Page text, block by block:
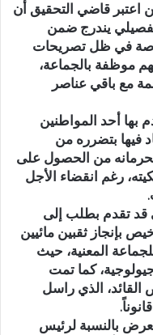
اعتبر قاضي التحقيق أن
يندرج ضمن
خاصة في ظل تصريحات
موظفة بالجماعة،
مع باقي عناصر
بها أحد المواطنين
فيها بتضرره من
بحرمانه من الحصول على
رغم انقضاء الأجل
قد تقدم بطلب إلى
بإنجاز ثقبين مائيين
المعنية، حيث
كما تمت
الذي راسل
بالنسبة لرئيس